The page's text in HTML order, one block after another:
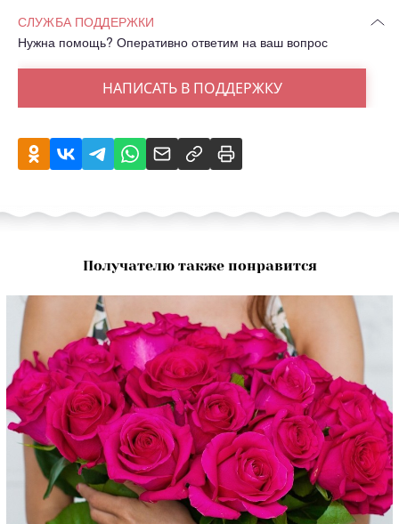
СЛУЖБА ПОДДЕРЖКИ
Нужна помощь? Оперативно ответим на ваш вопрос
НАПИСАТЬ В ПОДДЕРЖКУ
Получателю также понравится